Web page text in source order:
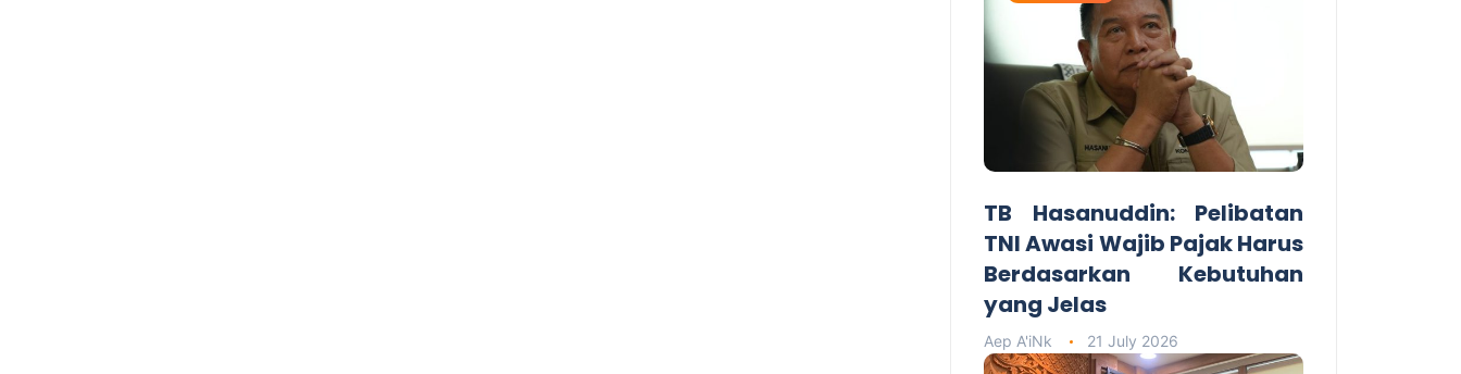
TB Hasanuddin: Pelibatan
TNI Awasi Wajib Pajak Harus
Berdasarkan Kebutuhan
yang Jelas
Aep A'iNk 21 July 2026